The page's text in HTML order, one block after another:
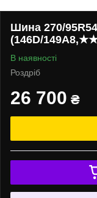
Шина 270/
(146D/
В наявності
Роздріб
26 700 ₴